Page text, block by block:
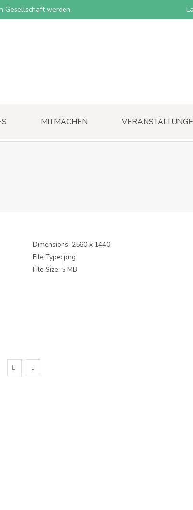
Gesellschaft werden.
MITMACHEN
Dimensions: 2560 x 1440
File Type: png
File Size: 5 MB